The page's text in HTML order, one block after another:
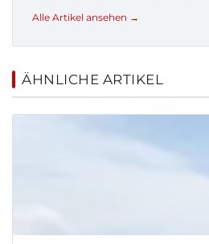
Alle Artikel ansehen →
ÄHNLICHE ARTIKEL